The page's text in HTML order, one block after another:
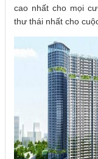
cao nhất cho mọi
thư thái nhất cho